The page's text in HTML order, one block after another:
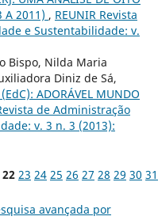
A 2011) , REUNIR Revista
e Sustentabilidade: v.
Bispo, Nilda Maria
Diniz de Sá,
ADORÁVEL MUNDO
de Administração
v. 3 n. 3 (2013):
22 23 24 25 26 27 28 29 30 31
avançada por